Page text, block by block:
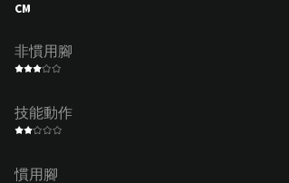
CM
非慣用腳
技能動作
慣用腳